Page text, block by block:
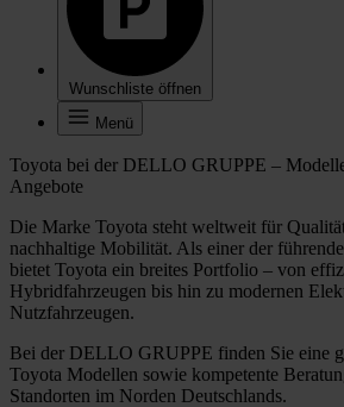
Wunschliste öffnen
Menü
Toyota bei der DELLO GRUPPE –
Angebote
Die Marke Toyota steht weltweit für
nachhaltige Mobilität. Als einer der
bietet Toyota ein breites Portfolio – von
Hybridfahrzeugen bis hin zu modernen
Nutzfahrzeugen.
Bei der DELLO GRUPPE finden Sie eine
Toyota Modellen sowie kompetente
Standorten im Norden Deutschlands.